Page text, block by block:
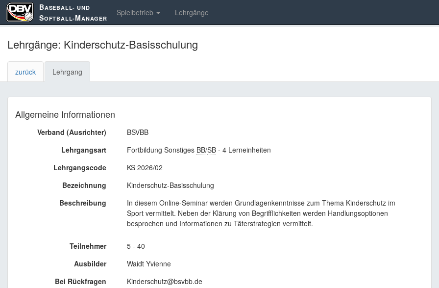
BASEBALL- UND
SOFTBALL-MANAGER
Spielbetrieb Lehrgänge
Lehrgänge: Kinderschutz-Basisschulung
zurück Lehrgang
Allgemeine Informationen
Verband (Ausrichter)
BSVBB
Lehrgangsart
Fortbildung Sonstiges BB/SB - 4 Lerneinheiten
Lehrgangscode
KS 2026/02
Bezeichnung
Kinderschutz-Basisschulung
Beschreibung
In diesem Online-Seminar werden Grundlagenkenntnisse zum Thema Kinderschutz im
Sport vermittelt. Neben der Klärung von Begrifflichkeiten werden Handlungsoptionen
besprochen und Informationen zu Täterstrategien vermittelt.
Teilnehmer
5 - 40
Ausbilder
Waidt Yvienne
Bei Rückfragen
Kinderschutz@bsvbb.de